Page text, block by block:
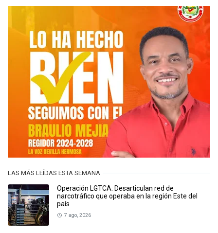
LAS MÁS LEÍDAS ESTA SEMANA
Operación LGTCA: Desarticulan red de
narcotráfico que operaba en la región Este del
país
7 ago, 2026